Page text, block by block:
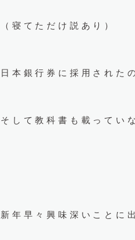
（寝てただけ説あり）
日本銀行券に採用された
そして教科書も載ってい
新年早々興味深いことに